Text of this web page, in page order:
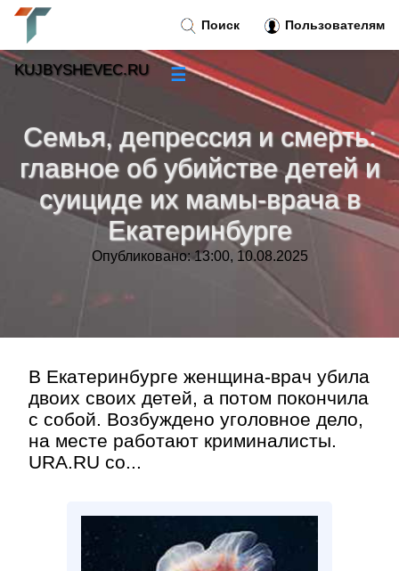
Семья, депрессия и смерть:
главное об убийстве детей и
суициде их мамы-врача в
Екатеринбурге
Опубликовано: 13:00, 10.08.2025
В Екатеринбурге женщина-врач убила
двоих своих детей, а потом покончила
с собой. Возбуждено уголовное дело,
на месте работают криминалисты.
URA.RU со...
Поиск Пользователям
KUJBYSHEVEC.RU ☰
Новости
Тренды новостей»
Рубрики »
»